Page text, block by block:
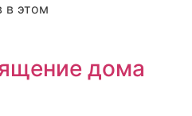
в этом
дома